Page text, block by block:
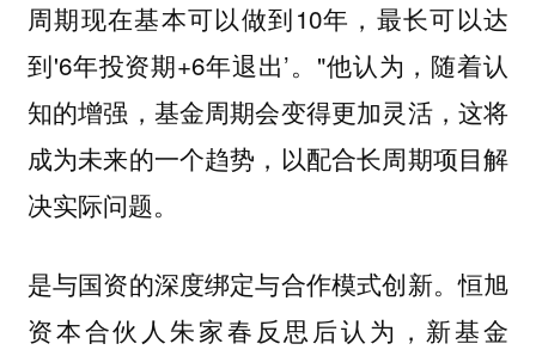
周期现在基本可以做到10年，最长可以达
到'6年投资期+6年退出’。"他认为，随着认
知的增强，基金周期会变得更加灵活，这将
成为未来的一个趋势，以配合长周期项目解
决实际问题。
是与国资的深度绑定与合作模式创新。恒旭
资本合伙人朱家春反思后认为，新基金